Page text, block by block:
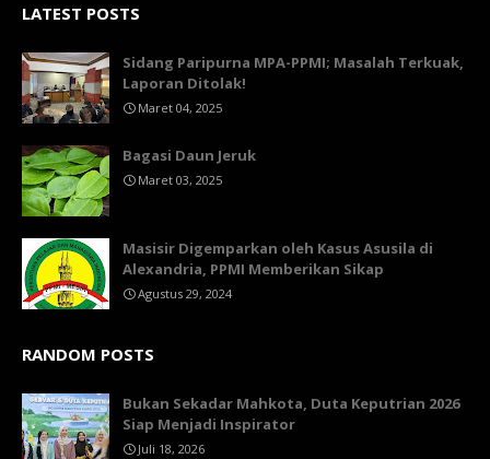
LATEST POSTS
Sidang Paripurna MPA-PPMI; Masalah Terkuak,
Laporan Ditolak!
Maret 04, 2025
Bagasi Daun Jeruk
Maret 03, 2025
Masisir Digemparkan oleh Kasus Asusila di
Alexandria, PPMI Memberikan Sikap
Agustus 29, 2024
RANDOM POSTS
Bukan Sekadar Mahkota, Duta Keputrian 2026
Siap Menjadi Inspirator
Juli 18, 2026